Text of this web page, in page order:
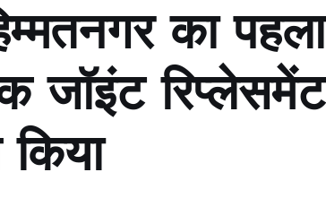
का पहला
जॉइंट रिप्लेसमेंट